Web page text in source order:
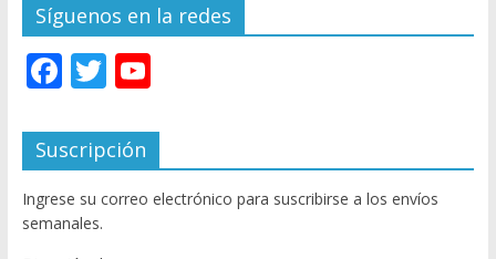
Síguenos en la redes
F
e
b
o
o
T
itt
er
Y
u
T
u
Suscripción
Ingrese su correo electrónico para suscribirse a los envíos
semanales.